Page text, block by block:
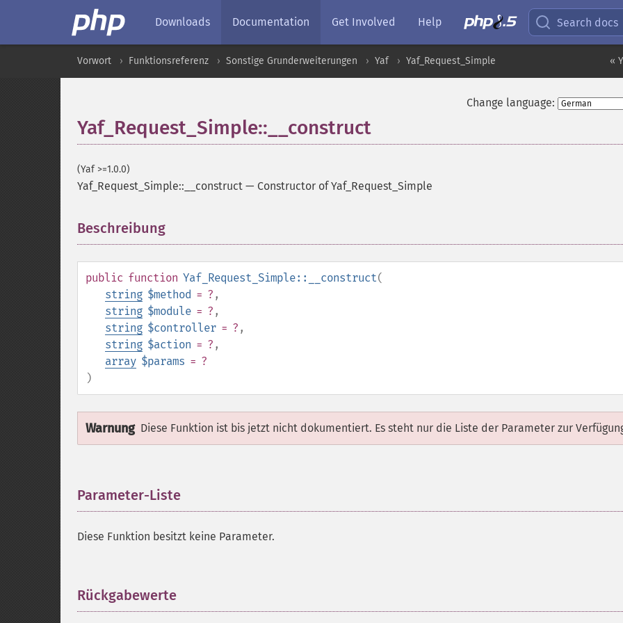
Downloads Documentation Get Involved Help Search docs
«
Vorwort Funktionsreferenz Sonstige Grunderweiterungen Yaf Yaf_Request_Simple
Change language:
Yaf_Request_Simple::__construct
(Yaf >=1.0.0)
Yaf_Request_Simple::__construct — Constructor of Yaf_Request_Simple
Beschreibung
public function Yaf_Request_Simple::__construct(
string $method = ? ,
string $module = ? ,
string $controller = ? ,
string $action = ? ,
array $params = ?
)
Warnung Diese Funktion ist bis jetzt nicht dokumentiert. Es steht nur die Liste der Parameter zur
Parameter-Liste
Diese Funktion besitzt keine Parameter.
Rückgabewerte